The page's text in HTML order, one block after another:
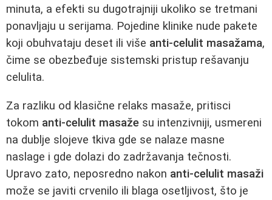
minuta, a efekti su dugotrajniji ukoliko se tretmani
ponavljaju u serijama. Pojedine klinike nude pakete
koji obuhvataju deset ili više anti-celulit masažama,
čime se obezbeđuje sistemski pristup rešavanju
celulita.
Za razliku od klasične relaks masaže, pritisci
tokom anti-celulit masaže su intenzivniji, usmereni
na dublje slojeve tkiva gde se nalaze masne
naslage i gde dolazi do zadržavanja tečnosti.
Upravo zato, neposredno nakon anti-celulit masaži
može se javiti crvenilo ili blaga osetljivost, što je